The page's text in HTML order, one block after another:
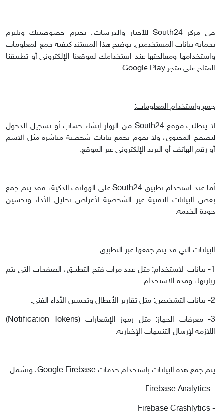
في مركز South24 للأخبار والدراسات، نحترم خصوصيتك ونلتزم
بحماية بيانات المستخدمين. يوضح هذا المستند كيفية جمع المعلومات
واستخدامها ومعالجتها عند استخدامك لموقعنا الإلكتروني أو تطبيقنا
المتاح على متجر Google Play.
جمع واستخدام المعلومات:
لا يتطلب موقع South24 من الزوار إنشاء حساب أو تسجيل الدخول
لتصفح المحتوى، ولا نقوم بجمع بيانات شخصية مباشرة مثل الاسم
أو رقم الهاتف أو البريد الإلكتروني عبر الموقع.
أما عند استخدام تطبيق South24 على الهواتف الذكية، فقد يتم جمع
بعض البيانات التقنية غير الشخصية لأغراض تحليل الأداء وتحسين
جودة الخدمة.
البيانات التي قد يتم جمعها عبر التطبيق:
1- بيانات الاستخدام: مثل عدد مرات فتح التطبيق، الصفحات التي يتم
زيارتها، ومدة الاستخدام.
2- بيانات التشخيص: مثل تقارير الأعطال وتحسين الأداء الفني.
3- معرفات الجهاز: مثل رموز الإشعارات (Notification Tokens)
اللازمة لإرسال التنبيهات الإخبارية.
يتم جمع هذه البيانات باستخدام خدمات Google Firebase، وتشمل:
- Firebase Analytics
- Firebase Crashlytics